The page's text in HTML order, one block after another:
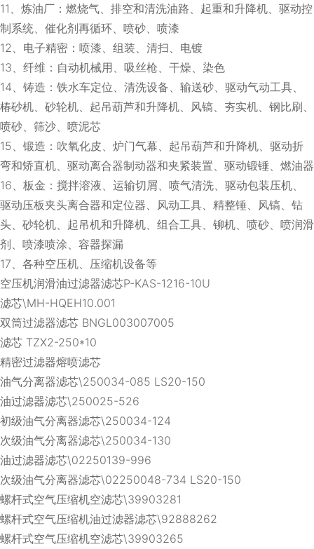
11、炼油厂：燃烧气、排空和清洗油路、起重和升降机、驱动控
制系统、催化剂再循环、喷砂、喷漆
12、电子精密：喷漆、组装、清扫、电镀
13、纤维：自动机械用、吸丝枪、干燥、染色
14、铸造：铁水车定位、清洗设备、输送砂、驱动气动工具、
椿砂机、砂轮机、起吊葫芦和升降机、风镐、夯实机、钢比刷、
喷砂、筛沙、喷泥芯
15、锻造：吹氧化皮、炉门气幕、起吊葫芦和升降机、驱动折
弯和矫直机、驱动离合器制动器和夹紧装置、驱动锻锤、燃油器
16、板金：搅拌溶液、运输切屑、喷气清洗、驱动包装压机、
驱动压板夹头离合器和定位器、风动工具、精整锤、风镐、钻
头、砂轮机、起吊机和升降机、组合工具、铆机、喷砂、喷润滑
剂、喷漆喷涂、容器探漏
17、各种空压机、压缩机设备等
空压机润滑油过滤器滤芯P-KAS-1216-10U
滤芯\MH-HQEH10.001
双筒过滤器滤芯 BNGL003007005
滤芯 TZX2-250*10
精密过滤器熔喷滤芯
油气分离器滤芯\250034-085 LS20-150
油过滤器滤芯\250025-526
初级油气分离器滤芯\250034-124
次级油气分离器滤芯\250034-130
油过滤器滤芯\02250139-996
次级油气分离器滤芯\02250048-734 LS20-150
螺杆式空气压缩机空滤芯\39903281
螺杆式空气压缩机油过滤器滤芯\92888262
螺杆式空气压缩机空滤芯\39903265